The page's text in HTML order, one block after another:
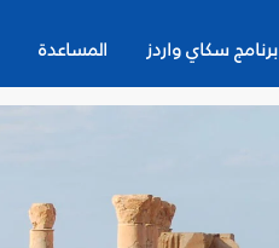
برنامج سكاي واردز المساعدة